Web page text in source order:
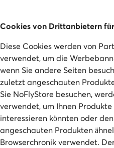
Cookies von Drittanbietern
Diese Cookies werden von
verwendet, um die
wenn Sie andere Seiten
zuletzt angeschauten
Sie NoFlyStore besuchen,
verwendet, um Ihnen Produkte
interessieren könnten oder
angeschauten Produkten
Browserchronik verwendet.